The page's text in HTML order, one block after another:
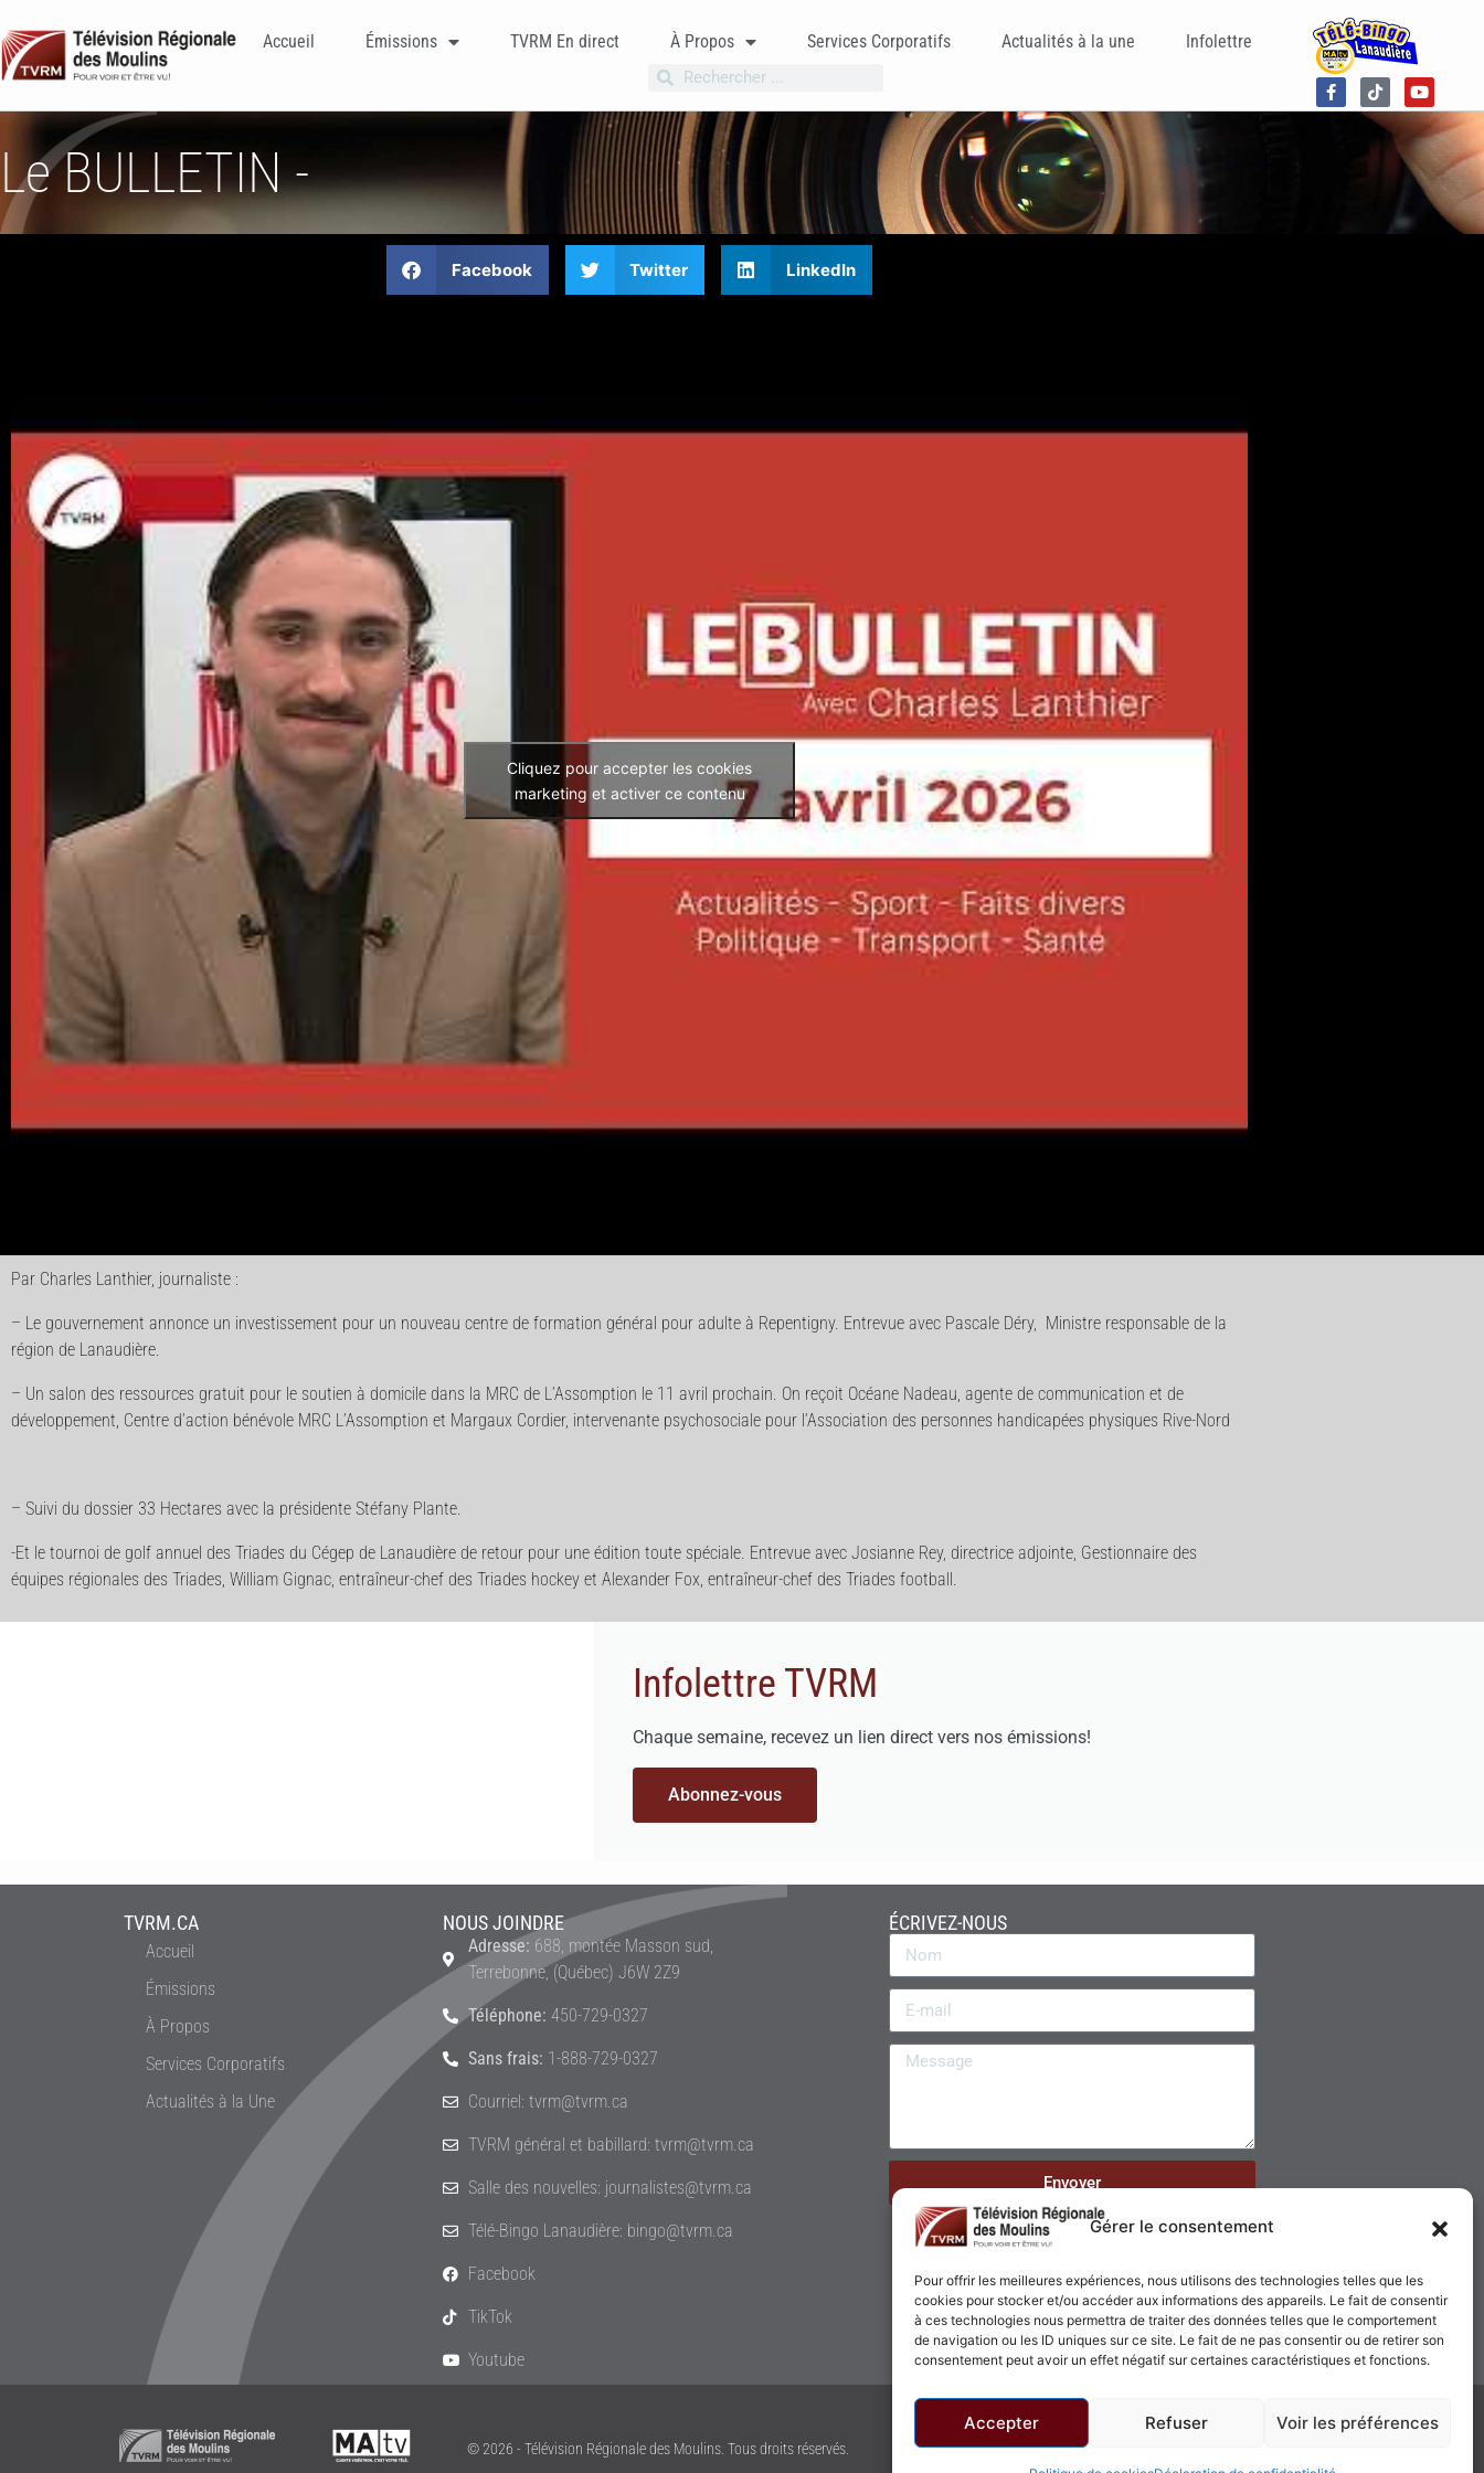
Gérer le consentement
Pour offrir les meilleures expériences, nous utilisons des technologies telles que les
cookies pour stocker et/ou accéder aux informations des appareils. Le fait de consentir
à ces technologies nous permettra de traiter des données telles que le comportement
de navigation ou les ID uniques sur ce site. Le fait de ne pas consentir ou de retirer son
consentement peut avoir un effet négatif sur certaines caractéristiques et fonctions.
Accepter Refuser Voir les préférences
Accueil Émissions TVRM En direct À Propos Services Corporatifs Actualités à la une Infolettre
Le BULLETIN -
Facebook Twitter LinkedIn
Cliquez pour accepter les cookies
marketing et activer ce contenu
Par Charles Lanthier, journaliste :
– Le gouvernement annonce un investissement pour un nouveau centre de formation général pour adulte à Repentigny. Entrevue avec Pascale Déry, Ministre responsable de la
région de Lanaudière.
– Un salon des ressources gratuit pour le soutien à domicile dans la MRC de L’Assomption le 11 avril prochain. On reçoit Océane Nadeau, agente de communication et de
développement, Centre d’action bénévole MRC L’Assomption et Margaux Cordier, intervenante psychosociale pour l’Association des personnes handicapées physiques Rive-Nord
– Suivi du dossier 33 Hectares avec la présidente Stéfany Plante.
-Et le tournoi de golf annuel des Triades du Cégep de Lanaudière de retour pour une édition toute spéciale. Entrevue avec Josianne Rey, directrice adjointe, Gestionnaire des
équipes régionales des Triades, William Gignac, entraîneur-chef des Triades hockey et Alexander Fox, entraîneur-chef des Triades football.
Infolettre TVRM
Chaque semaine, recevez un lien direct vers nos émissions!
Abonnez-vous
TVRM.CA
Accueil
Émissions
À Propos
Services Corporatifs
Actualités à la Une
NOUS JOINDRE
Adresse: 688, montée Masson sud,
Terrebonne, (Québec) J6W 2Z9
Téléphone: 450-729-0327
Sans frais: 1-888-729-0327
Courriel: tvrm@tvrm.ca
TVRM général et babillard: tvrm@tvrm.ca
Salle des nouvelles: journalistes@tvrm.ca
Télé-Bingo Lanaudière: bingo@tvrm.ca
Facebook
TikTok
Youtube
ÉCRIVEZ-NOUS
Envoyer
© 2026 - Télévision Régionale des Moulins. Tous droits réservés.
Politique de confidentialité